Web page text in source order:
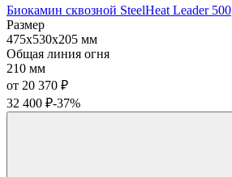
Биокамин сквозной SteelHeat Leader 500
Размер
475x530x205 мм
Общая линия огня
210 мм
от 20 370 ₽
32 400 ₽-37%